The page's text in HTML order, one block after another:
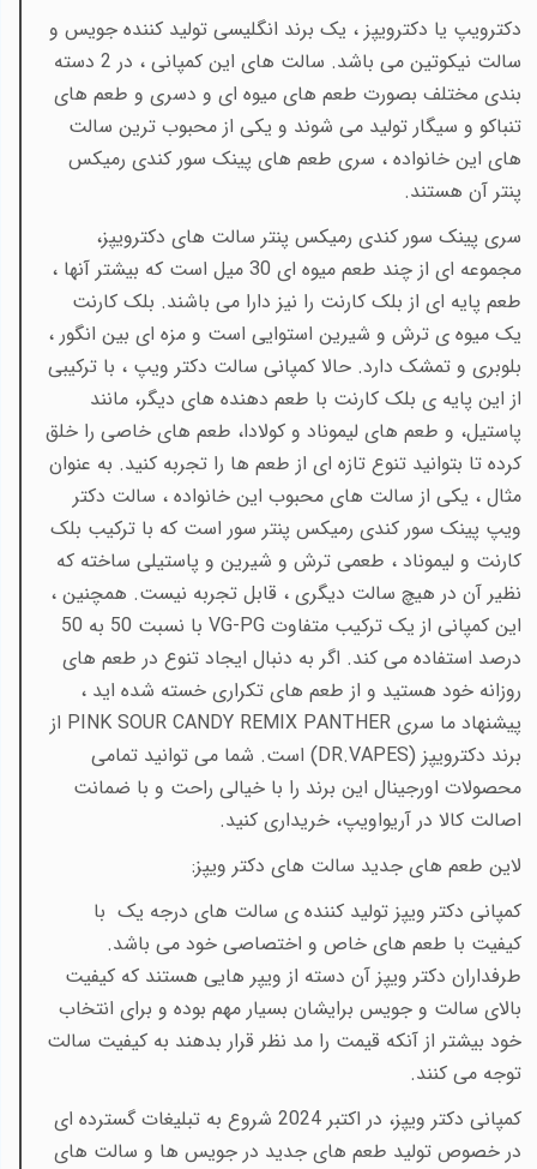
دکترویپ یا دکترویپز ، یک برند انگلیسی تولید کننده جویس و
سالت نیکوتین می باشد. سالت های این کمپانی ، در 2 دسته
بندی مختلف بصورت طعم های میوه ای و دسری و طعم های
تنباکو و سیگار تولید می شوند و یکی از محبوب ترین سالت
های این خانواده ، سری طعم های پینک سور کندی رمیکس
پنتر آن هستند.
سری پینک سور کندی رمیکس پنتر سالت های دکترویپز،
مجموعه ای از چند طعم میوه ای 30 میل است که بیشتر آنها ،
طعم پایه ای از بلک کارنت را نیز دارا می باشند. بلک کارنت
یک میوه ی ترش و شیرین استوایی است و مزه ای بین انگور ،
بلوبری و تمشک دارد. حالا کمپانی سالت دکتر ویپ ، با ترکیبی
از این پایه ی بلک کارنت با طعم دهنده های دیگر، مانند
پاستیل، و طعم های لیموناد و کولادا، طعم های خاصی را خلق
کرده تا بتوانید تنوع تازه ای از طعم ها را تجربه کنید. به عنوان
مثال ، یکی از سالت های محبوب این خانواده ، سالت دکتر
ویپ پینک سور کندی رمیکس پنتر سور است که با ترکیب بلک
کارنت و لیموناد ، طعمی ترش و شیرین و پاستیلی ساخته که
نظیر آن در هیچ سالت دیگری ، قابل تجربه نیست. همچنین ،
این کمپانی از یک ترکیب متفاوت
VG-PG با نسبت 50 به 50
درصد استفاده می کند. اگر به دنبال ایجاد تنوع در طعم های
روزانه خود هستید و از طعم های تکراری خسته شده اید ،
پیشنهاد ما سری PINK SOUR CANDY REMIX PANTHER از
برند دکترویپز (DR.VAPES)
است. شما می توانید تمامی
محصولات اورجینال این برند را با خیالی راحت و با ضمانت
اصالت کالا در آریواویپ، خریداری کنید.
لاین طعم های جدید سالت های دکتر ویپز:
کمپانی دکتر ویپز تولید کننده ی سالت های درجه یک با
کیفیت با طعم های خاص و اختصاصی خود می باشد.
طرفداران دکتر ویپز آن دسته از ویپر هایی هستند که کیفیت
بالای سالت و جویس برایشان بسیار مهم بوده و برای انتخاب
خود بیشتر از آنکه قیمت را مد نظر قرار بدهند به کیفیت سالت
توجه می کنند.
کمپانی دکتر ویپز، در اکتبر 2024 شروع به تبلیغات گسترده ای
در خصوص تولید طعم های جدید در جویس ها و سالت های